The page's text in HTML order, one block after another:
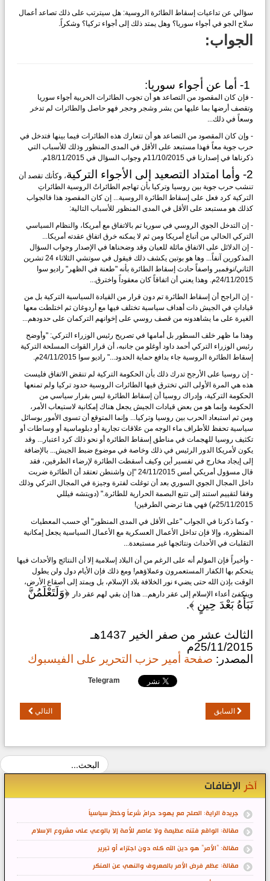
سؤالي عن تداعيات إسقاط الطائرة الروسية: هل سيترتب على ذلك تصاعد أعمال
سلاح الجو في أجواء سوريا؟ وهل يمتد ذلك إلى أجواء تركيا؟ وشكراً.
الجواب:
1- أما عن أجواء سوريا:
- فإن كان المقصود من التصاعد هو أن تجوب الطائرات الحربية أجواء سوريا
وتقصف أرضها بما عليها من بشر وشجر وحجر فهو حاصل والطائرات لم تدخر
وسعاً في ذلك...
- وإن كان المقصود من التصاعد هو أن تتعارك هذه الطائرات فيما بينها فتدخل في
حرب جوية معاً فهذا مستبعد على الأقل في المدى المنظور وذلك للأسباب التي
ذكرناها في إصدارنا في 11/10/2015م وجواب السؤال في 18/11/2015م.
2- وأما امتداد التصعيد إلى الأجواء التركية
، وكأنك تقصد أن
تنشب حرب جوية بين روسيا وتركيا بأن تهاجم الطائراتُ الروسية الطائراتِ
التركية كرد فعل على إسقاط الطائرة الروسية... إن كان المقصود هذا فالجواب
كذلك هو مستبعد على الأقل في المدى المنظور للأسباب التالية:
- إن التدخل الجوي الروسي في سوريا تم بالاتفاق مع أمريكا، والنظام السياسي
التركي الحالي من أتباع أمريكا ومن ثم لا يمكنه خرق اتفاق عقدته أمريكا...
- إن الدلائل على الاتفاق ماثلة للعيان وقد وضحناها في الإصدار وجواب السؤال
المذكورين آنفاً... وها هو بوتين يكشف ذلك فيقول في سوتشي الثلاثاء 24 تشرين
الثاني/نوفمبر واصفاً حادث إسقاط الطائرة بأنه "طعنة في الظهر" راديو سوا
24/11/2015م. وهذا يعني أن اتفاقاً كان معقوداً واخترق...
- إن الراجح أن إسقاط الطائرة تم دون قرار من القيادة السياسية التركية بل من
قياداتٍ في الجيش ذات أهداف سياسية تختلف فيها مع أردوغان ثم اختلطت معها
الغيرة على ما يشاهدونه من قصف روسي على إخوانهم التركمان على حدودهم...
وهذا ما ظهر خلف السطور بل أمامها في تصريح رئيس الوزراء التركي: "وأوضح
رئيس الوزراء التركي أحمد داود أوغلو من جانبه، أن قرار القوات المسلحة التركية
إسقاط الطائرة الروسية جاء بدافع حماية الحدود..." راديو سوا 24/11/2015م.
- إن روسيا على الأرجح تدرك ذلك بأن الحكومة التركية لم تنقض الاتفاق فليست
هذه هي المرة الأولى التي تخترق فيها الطائرات الروسية حدود تركيا ولم تمنعها
الحكومة التركية، وإدراك روسيا أن إسقاط الطائرة ليس بقرار سياسي من
الحكومة وإنما هو من بعض قيادات الجيش يجعل هناك إمكانية لاستيعاب الأمر،
ومن ثم استبعاد الحرب بين روسيا وتركيا... وإنما المتوقع أن تسوى الأمور بوسائل
سياسية تحفظ للأطراف ماء الوجه من علاقات تجارية أو دبلوماسية أو وساطات أو
تكثيف روسيا للهجمات في مناطق إسقاط الطائرة أو نحو ذلك كرد اعتبار... وقد
يكون لأمريكا الدور الرئيس في ذلك وخاصة في موضوع ضبط الجيش... بالإضافة
إلى إيجاد مخارج في تفسير أين وكيف أسقطت الطائرة لإرضاء الطرفين، فقد
قال مسؤول أمريكي أمس 24/11/2015 "إن واشنطن تعتقد أن الطائرة ضربت
داخل المجال الجوي السوري بعد أن توغلت لفترة وجيزة في المجال التركي وذلك
وفقا لتقييم استند إلى تتبع البصمة الحرارية للطائرة." (دويتشه فيللي
25/11/2015م) فهي هنا ترضي الطرفين!
- وكما ذكرنا في الجواب "على الأقل في المدى المنظور" أي حسب المعطيات
المنظورة، وإلا فإن تداخل الأعمال العسكرية مع الأعمال السياسية يجعل إمكانية
التقلبات في الأحداث ونتائجها غير مستبعدة...
- وأخيراً فإن المؤلم أنه على الرغم من أن البلاد إسلامية إلا أن النتائج والأحداث فيها
يتحكم بها الكفار المستعمرون وعملاؤهم! ومع ذلك فإن الأيام دول ولن يطول
الوقت بإذن الله حتى يضيء نور الخلافة بلاد الإسلام، بل ويمتد إلى أصقاع الأرض،
وينكفئ أعداء الإسلام إلى عقر دارهم... هذا إن بقي لهم عقر دار ﴿وَلَتَعْلَمُنَّ
نَبَأَهُ بَعْدَ حِينٍ ﴾.
الثالث عشر من صفر الخير 1437هـ
25/11/2015م
المصدر: صفحة أمير حزب التحرير على الفيسبوك
Telegram
السابق التالي
آخر الإضافات
جريدة الراية: الصلح مع يهود حرامٌ شرعاً وخطرٌ سياسياً
مقالة: الواقع فتنه عظيمة ولا عاصم للأمة إلا بالوعي على مشروع الإسلام
مقالة: "الأمر" هو دين الله كله دون اجتزاء أو تبرير
مقالة: عِظم فرض الأمر بالمعروف والنهي عن المنكر